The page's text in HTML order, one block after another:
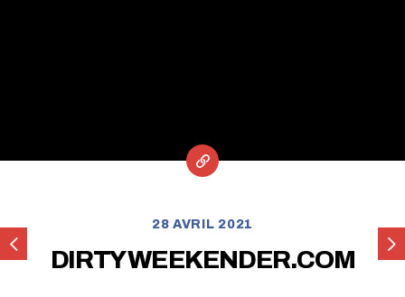
CHILLI
JAM
28 AVRIL 2021
DIRTY WEEKENDER.COM